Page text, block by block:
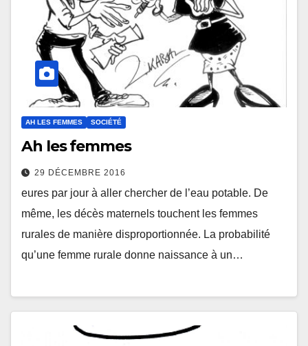
AH LES FEMMES SOCIÉTÉ
Ah les femmes
29 DÉCEMBRE 2016
eures par jour à aller chercher de l’eau potable. De
même, les décès maternels touchent les femmes
rurales de manière disproportionnée. La probabilité
qu’une femme rurale donne naissance à un…